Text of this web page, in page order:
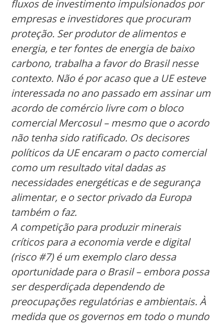
fluxos de investimento impulsionados por
empresas e investidores que procuram
proteção. Ser produtor de alimentos e
energia, e ter fontes de energia de baixo
carbono, trabalha a favor do Brasil nesse
contexto. Não é por acaso que a UE esteve
interessada no ano passado em assinar um
acordo de comércio livre com o bloco
comercial Mercosul – mesmo que o acordo
não tenha sido ratificado. Os decisores
políticos da UE encaram o pacto comercial
como um resultado vital dadas as
necessidades energéticas e de segurança
alimentar, e o sector privado da Europa
também o faz.
A competição para produzir minerais
críticos para a economia verde e digital
(risco #7) é um exemplo claro dessa
oportunidade para o Brasil – embora possa
ser desperdiçada dependendo de
preocupações regulatórias e ambientais. À
medida que os governos em todo o mundo